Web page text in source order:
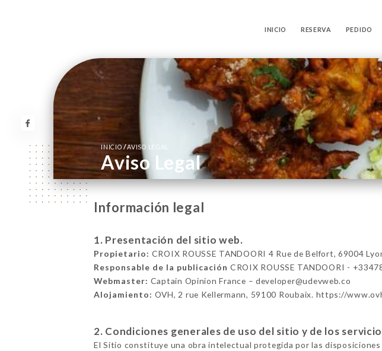
INICIO RESERVA PEDIDO
INICIO/AVISO LEGAL
Aviso Legal
Información legal
1. Presentación del sitio web.
Propietario: CROIX ROUSSE TANDOORI 4 Rue de Belfort, 69004
Responsable de la publicación CROIX ROUSSE TANDOORI -
Webmaster: Captain Opinion France – developer@udevweb.co
Alojamiento: OVH, 2 rue Kellermann, 59100 Roubaix. https://
2. Condiciones generales de uso del sitio y de los
El Sitio constituye una obra intelectual protegida por las